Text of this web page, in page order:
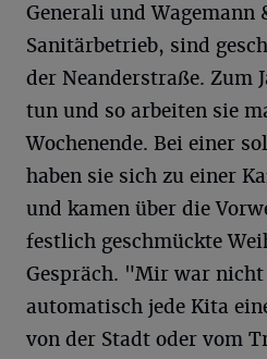
Generali und Wagemann
Sanitärbetrieb, sind
der Neanderstraße. Zum
tun und so arbeiten sie
Wochenende. Bei einer
haben sie sich zu einer
und kamen über die
festlich geschmückte
Gespräch. "Mir war
automatisch jede Kita
von der Stadt oder vom